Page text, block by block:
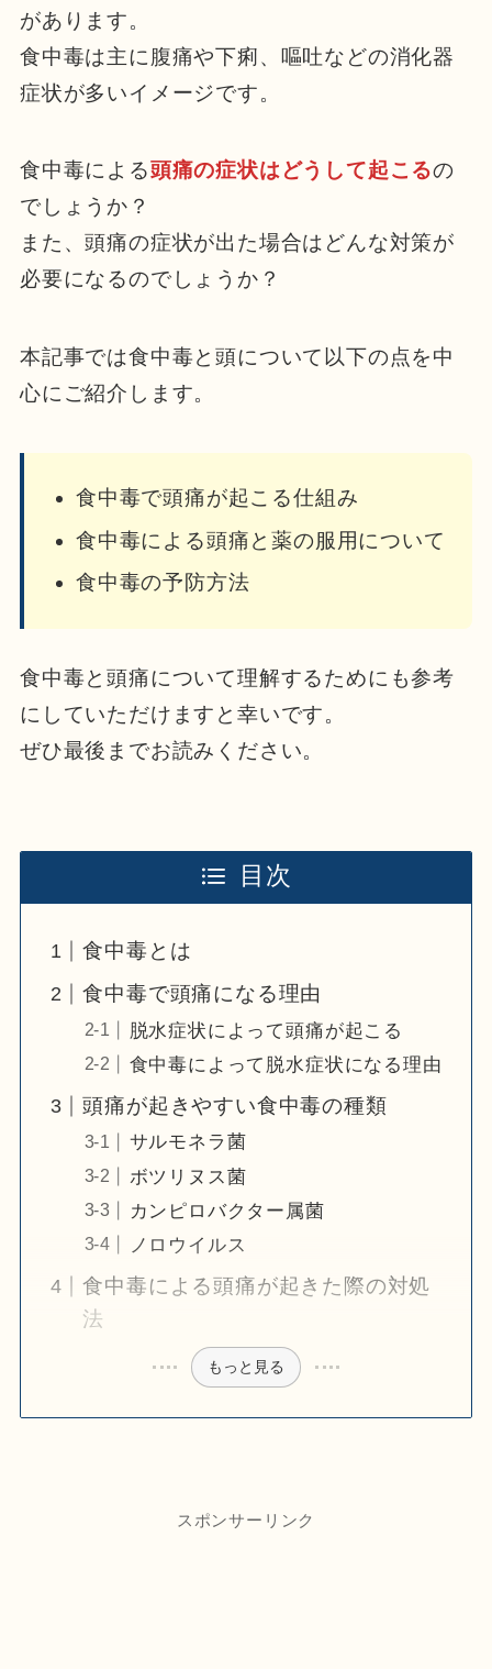
があります。
食中毒は主に腹痛や下痢、嘔吐などの消化器
症状が多いイメージです。
食中毒による頭痛の症状はどうして起こるの
でしょうか？
また、頭痛の症状が出た場合はどんな対策が
必要になるのでしょうか？
本記事では食中毒と頭について以下の点を中
心にご紹介します。
食中毒で頭痛が起こる仕組み
食中毒による頭痛と薬の服用について
食中毒の予防方法
食中毒と頭痛について理解するためにも参考
にしていただけますと幸いです。
ぜひ最後までお読みください。
目次
食中毒とは
食中毒で頭痛になる理由
脱水症状によって頭痛が起こる
食中毒によって脱水症状になる理由
頭痛が起きやすい食中毒の種類
サルモネラ菌
ボツリヌス菌
カンピロバクター属菌
ノロウイルス
食中毒による頭痛が起きた際の対処
法
もっと見る
スポンサーリンク